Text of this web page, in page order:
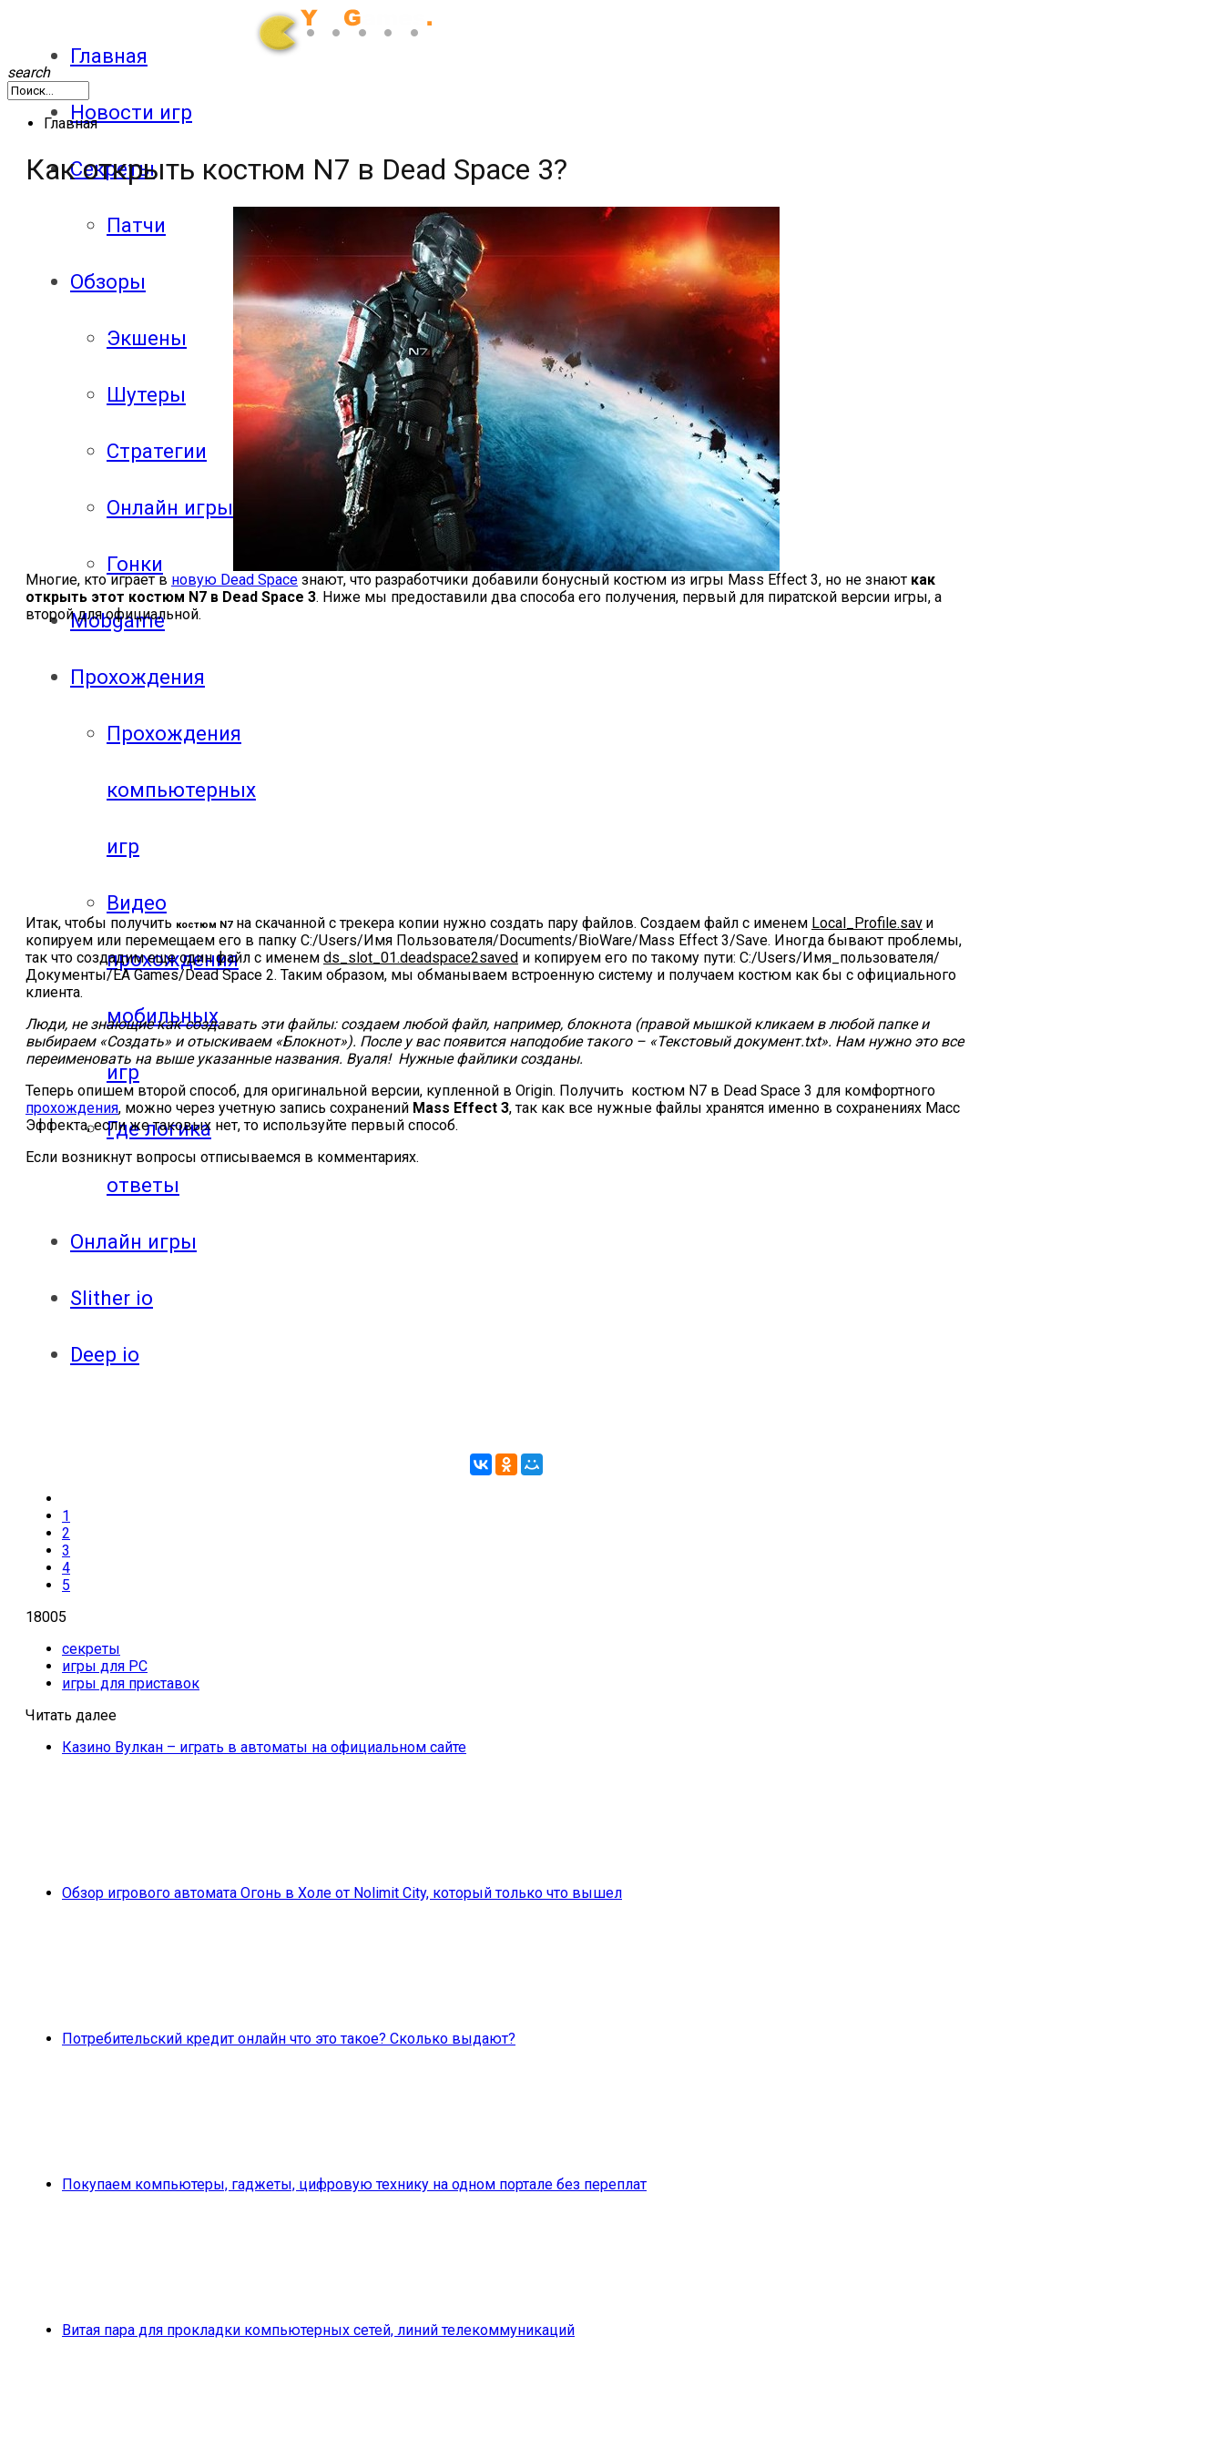
Главная
Новости игр
Секреты
Патчи
Обзоры
Экшены
Шутеры
Стратегии
Онлайн игры
Гонки
Mobgame
Прохождения
Прохождения
компьютерных
игр
Видео
прохождения
мобильных
игр
Где логика
ответы
Онлайн игры
Slither io
Deep io
search
Главная
Как открыть костюм N7 в Dead Space 3?
Многие, кто играет в новую Dead Space знают, что разработчики добавили бонусный костюм из игры Mass Effect 3, но не знают как
открыть этот костюм N7 в Dead Space 3. Ниже мы предоставили два способа его получения, первый для пиратской версии игры, а
второй для официальной.
Итак, чтобы получить костюм N7на скачанной с трекера копии нужно создать пару файлов. Создаем файл с именем Local_Profile.sav и
копируем или перемещаем его в папку C:/Users/Имя Пользователя/Documents/BioWare/Mass Effect 3/Save. Иногда бывают проблемы,
так что создадим еще один файл с именем ds_slot_01.deadspace2saved и копируем его по такому пути: C:/Users/Имя_пользователя/
Документы/EA Games/Dead Space 2. Таким образом, мы обманываем встроенную систему и получаем костюм как бы с официального
клиента.
Люди, не знающие как создавать эти файлы: создаем любой файл, например, блокнота (правой мышкой кликаем в любой папке и
выбираем «Создать» и отыскиваем «Блокнот»). После у вас появится наподобие такого – «Текстовый документ.txt». Нам нужно это все
переименовать на выше указанные названия. Вуаля! Нужные файлики созданы.
Теперь опишем второй способ, для оригинальной версии, купленной в Origin. Получить костюм N7 в Dead Space 3 для комфортного
прохождения, можно через учетную запись сохранений Mass Effect 3, так как все нужные файлы хранятся именно в сохранениях Масс
Эффекта, если же таковых нет, то используйте первый способ.
Если возникнут вопросы отписываемся в комментариях.
1
2
3
4
5
18005
секреты
игры для PC
игры для приставок
Читать далее
Казино Вулкан – играть в автоматы на официальном сайте
Обзор игрового автомата Огонь в Холе от Nolimit City, который только что вышел
Потребительский кредит онлайн что это такое? Сколько выдают?
Покупаем компьютеры, гаджеты, цифровую технику на одном портале без переплат
Витая пара для прокладки компьютерных сетей, линий телекоммуникаций